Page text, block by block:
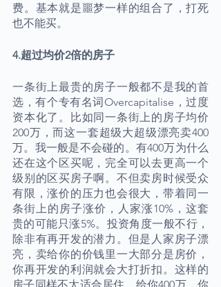
费。基本就是噩梦一样的组合了，打死
也不能买。
4.超过均价2倍的房子
一条街上最贵的房子一般都不是我的首
选，有个专有名词Overcapitalise，过度
资本化了。比如同一条街上的房子均价
200万，而这一套超级大超级漂亮卖400
万。我一般是不会碰的。有400万为什么
还在这个区买呢，完全可以去更高一个
级别的区买房子啊。不但卖房时候受众
有限，涨价的压力也会很大，带着同一
条街上的房子涨价，人家涨10%，这套
贵的可能只涨5%。投资角度一般不行，
除非有再开发的潜力。但是人家房子漂
亮，卖给你的价钱里一大部分是房价，
你再开发的利润就会大打折扣。这样的